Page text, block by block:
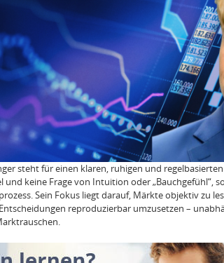
steht für einen klaren, ruhigen und
und keine Frage von Intuition oder „Bauchgefühl“,
Sein Fokus liegt darauf, Märkte objektiv zu
reproduzierbar umzusetzen –